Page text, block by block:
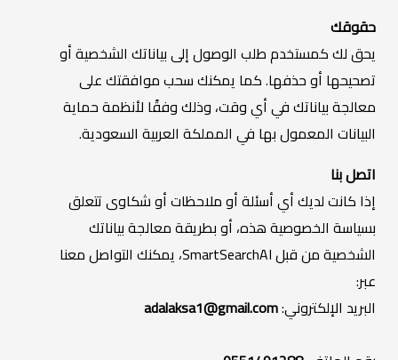
حقوقك
يحق لك كمستخدم طلب الوصول إلى بياناتك الشخصية أو
تصحيحها أو حذفها. كما يمكنك سحب موافقتك على
معالجة بياناتك في أي وقت، وذلك وفقًا لأنظمة حماية
البيانات المعمول بها في المملكة العربية السعودية.
اتصل بنا
إذا كانت لديك أي أسئلة أو ملاحظات أو شكاوى تتعلق
بسياسة الخصوصية هذه، أو بطريقة معالجة بياناتك
الشخصية من قبل SmartSearchAI، يمكنك التواصل معنا
عبر:
البريد الإلكتروني:adalaksa1@gmail.com